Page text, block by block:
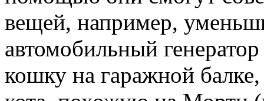
вещей, например,
автомобильный
кошку на гаражной